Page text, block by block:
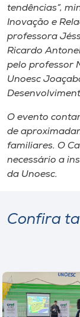
Selecione
o idioma
A+
tendências”,
Inovação e
professora
Ricardo
pelo professor
Unoesc
O evento
de
familiares. O
necessário a
da Unoesc.
Confira